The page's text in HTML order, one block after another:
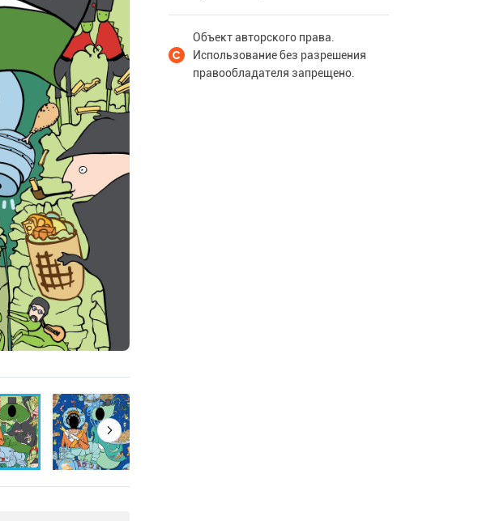
Объект авторского права.
Использование без разрешения
правообладателя запрещено.